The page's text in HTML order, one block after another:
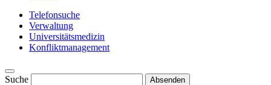
Telefonsuche
Verwaltung
Universitätsmedizin
Konfliktmanagement
Suche Absenden